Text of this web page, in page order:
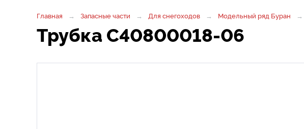
Главная Запасные части Для снегоходов Модельный ряд Буран
Трубка C40800018-06